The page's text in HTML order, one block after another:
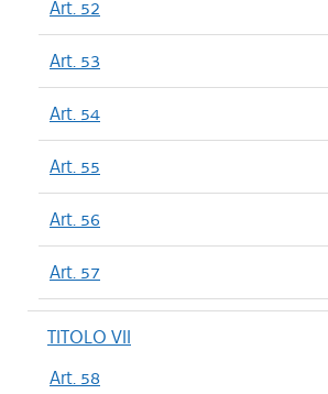
Art. 52
Art. 53
Art. 54
Art. 55
Art. 56
Art. 57
TITOLO VII
Art. 58